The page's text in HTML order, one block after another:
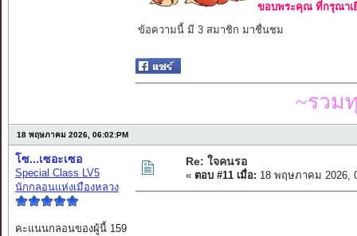
ขอบพระคุณ ที่กรุณาเ
ข้อความนี้ มี 3 สมาชิก มาชื่นชม
~รวม
18 พฤษภาคม 2026, 06:02:PM
โซ...เซอะเซอ
Special Class LV5
นักกลอนแห่งเมืองหลวง
คะแนนกลอนของผู้นี้ 159
Re: ใจคนรอ
« ตอบ #11 เมื่อ: 18 พฤษภาคม 2026,